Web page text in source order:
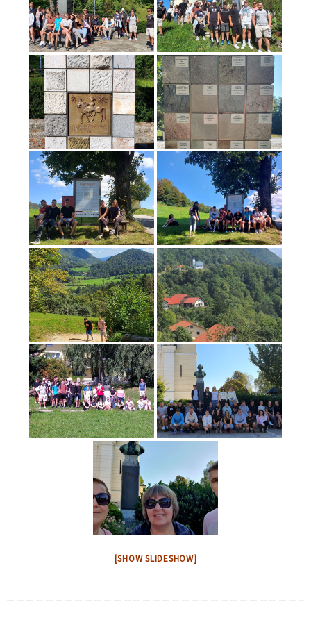
[SHOW SLIDESHOW]